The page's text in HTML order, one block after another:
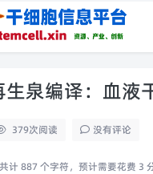
生泉编译：血液
379次阅读 没有评论
共计 887 个字符，预计需要花费 3